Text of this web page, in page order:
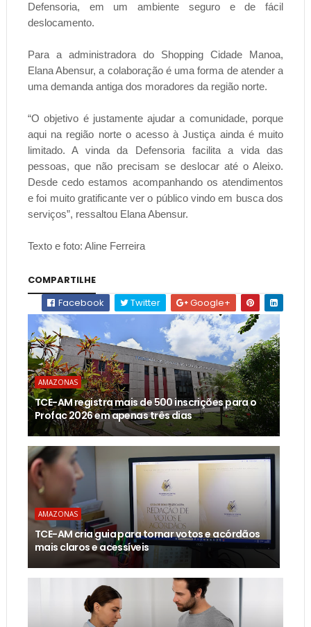
Defensoria, em um ambiente seguro e de fácil
deslocamento.
Para a administradora do Shopping Cidade Manoa,
Elana Abensur, a colaboração é uma forma de atender a
uma demanda antiga dos moradores da região norte.
“O objetivo é justamente ajudar a comunidade, porque
aqui na região norte o acesso à Justiça ainda é muito
limitado. A vinda da Defensoria facilita a vida das
pessoas, que não precisam se deslocar até o Aleixo.
Desde cedo estamos acompanhando os atendimentos
e foi muito gratificante ver o público vindo em busca dos
serviços”, ressaltou Elana Abensur.
Texto e foto: Aline Ferreira
COMPARTILHE
Facebook
Twitter Google+
AMAZONAS
TCE-AM registra mais de 500 inscrições para o
Profac 2026 em apenas três dias
AMAZONAS
TCE-AM cria guia para tornar votos e acórdãos
mais claros e acessíveis